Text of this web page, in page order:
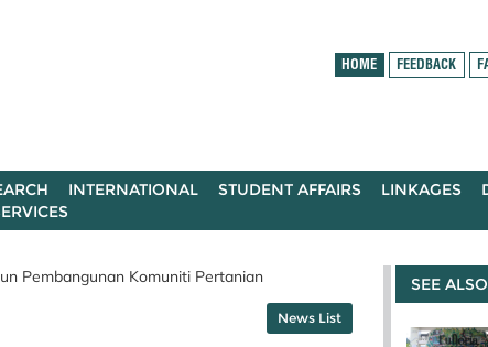
HOME FEEDBACK
INTERNATIONAL STUDENT AFFAIRS LINKAGES
Pembangunan Komuniti Pertanian
News List
SEE ALSO